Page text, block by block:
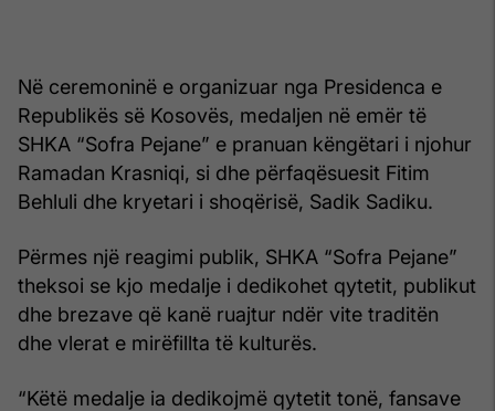
Në ceremoninë e organizuar nga Presidenca e
Republikës së Kosovës, medaljen në emër të
SHKA “Sofra Pejane” e pranuan këngëtari i njohur
Ramadan Krasniqi, si dhe përfaqësuesit Fitim
Behluli dhe kryetari i shoqërisë, Sadik Sadiku.
Përmes një reagimi publik, SHKA “Sofra Pejane”
theksoi se kjo medalje i dedikohet qytetit, publikut
dhe brezave që kanë ruajtur ndër vite traditën
dhe vlerat e mirëfillta të kulturës.
“Këtë medalje ia dedikojmë qytetit tonë, fansave